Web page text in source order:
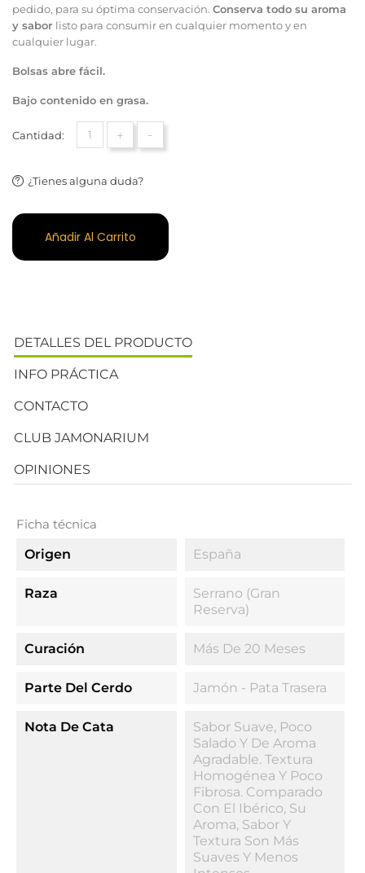
pedido, para su óptima conservación. Conserva todo su aroma
y sabor listo para consumir en cualquier momento y en
cualquier lugar.
Bolsas abre fácil.
Bajo contenido en grasa.
Cantidad: + -
¿Tienes alguna duda?
Añadir Al Carrito
DETALLES DEL PRODUCTO
INFO PRÁCTICA
CONTACTO
CLUB JAMONARIUM
OPINIONES
Ficha técnica
Origen
España
Raza
Serrano (Gran
Reserva)
Curación Más De 20 Meses
Parte Del Cerdo Jamón - Pata Trasera
Nota De Cata
Sabor Suave, Poco
Salado Y De Aroma
Agradable. Textura
Homogénea Y Poco
Fibrosa. Comparado
Con El Ibérico, Su
Aroma, Sabor Y
Textura Son Más
Suaves Y Menos